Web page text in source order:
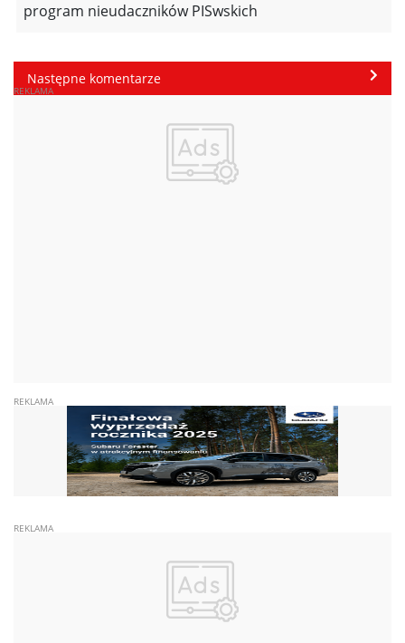
program nieudaczników PISwskich
Następne komentarze